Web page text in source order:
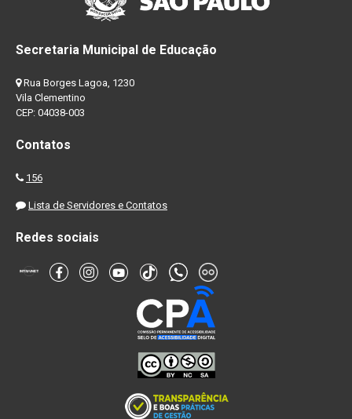
Secretaria Municipal de Educação
Rua Borges Lagoa, 1230
Vila Clementino
CEP: 04038-003
Contatos
156
Lista de Servidores e Contatos
Redes sociais